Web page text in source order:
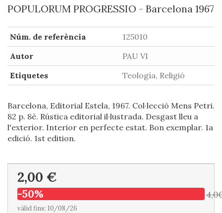
POPULORUM PROGRESSIO - Barcelona 1967
Núm. de referència
125010
Autor
PAU VI
Etiquetes
Teología, Religió
Barcelona, Editorial Estela, 1967. Col·lecció Mens Petri.
82 p. 8è. Rústica editorial il·lustrada. Desgast lleu a
l'exterior. Interior en perfecte estat. Bon exemplar. 1a
edició. 1st edition.
2,00 €
-50%
vàlid fins: 10/08/26